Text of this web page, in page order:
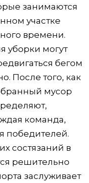
занимаются
участке
времени.
уборки могут
бегом
После того, как
мусор
команда,
победителей.
состязаний в
решительно
заслуживает